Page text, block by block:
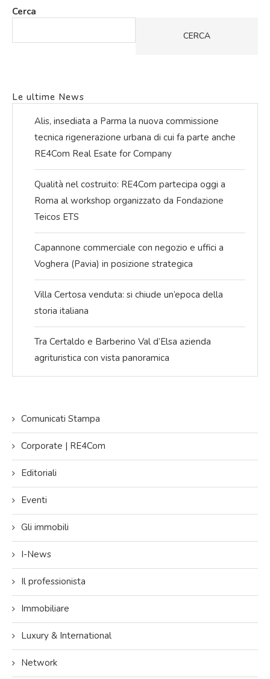
Cerca
CERCA
Le ultime News
Alis, insediata a Parma la nuova commissione
tecnica rigenerazione urbana di cui fa parte anche
RE4Com Real Esate for Company
Qualità nel costruito: RE4Com partecipa oggi a
Roma al workshop organizzato da Fondazione
Teicos ETS
Capannone commerciale con negozio e uffici a
Voghera (Pavia) in posizione strategica
Villa Certosa venduta: si chiude un’epoca della
storia italiana
Tra Certaldo e Barberino Val d’Elsa azienda
agrituristica con vista panoramica
Comunicati Stampa
Corporate | RE4Com
Editoriali
Eventi
Gli immobili
I-News
Il professionista
Immobiliare
Luxury & International
Network